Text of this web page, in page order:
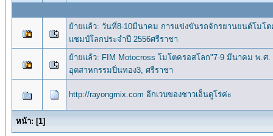
ย้ายแล้ว: วันที่8-10มีนาคม การแข่งขันรถจักรยานยนต์โมโ
แชมป์โลกประจำปี 2556ศรีราชา
ย้ายแล้ว: FIM Motocross โมโตครอสโลก"7-9 มีนาคม พ.
อุตสาหกรรมปิ่นทอง3, ศรีราชา
http://rayongmix.com อีกเวบของชาวเอ็นดูโร่ค่ะ
หน้า: [1]